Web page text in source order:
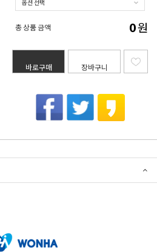
총 상품 금액 0원
바로구매 장바구니